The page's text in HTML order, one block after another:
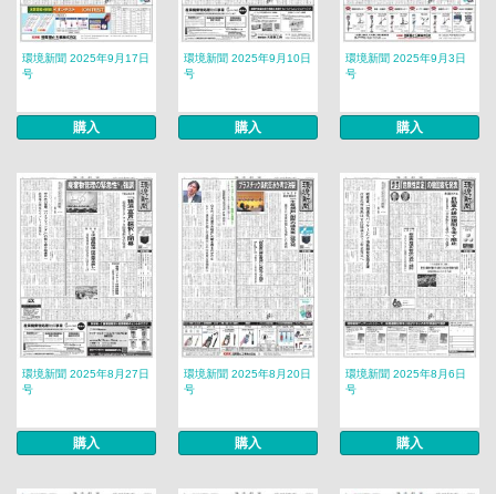
環境新聞 2025年9月17日
号
購入
環境新聞 2025年9月10日
号
購入
環境新聞 2025年9月3日
号
購入
環境新聞 2025年8月27日
号
購入
環境新聞 2025年8月20日
号
購入
環境新聞 2025年8月6日
号
購入